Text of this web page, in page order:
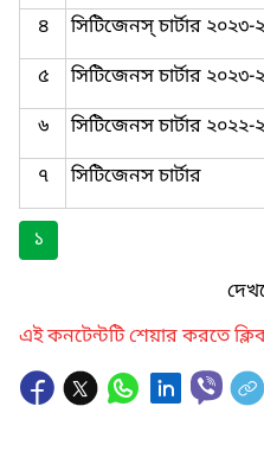
৪
সিটিজেনস্ চার্টার ২০২৩-
৫
সিটিজেনস চার্টার ২০২৩-
৬
সিটিজেনস চার্টার ২০২২-
৭
সিটিজেনস চার্টার
১
এই কনটেন্টটি শেয়ার করতে